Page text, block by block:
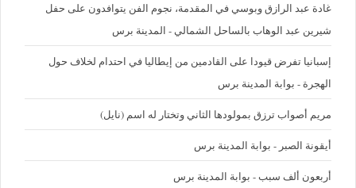
غادة عبد الرازق وبوسي في المقدمة، نجوم الفن يتوافدون على حفل
شيرين عبد الوهاب بالساحل الشمالي - المدينة برس
إسبانيا تفرض قيودا على القادمين من إيطاليا في احتدام لخلاف حول
الهجرة - بوابة المدينة برس
مريم أصواب ترزق بمولودها الثاني وتختار له اسم (نايل)
أيقونة الصبر - بوابة المدينة برس
أربعون ألف سبب - بوابة المدينة برس